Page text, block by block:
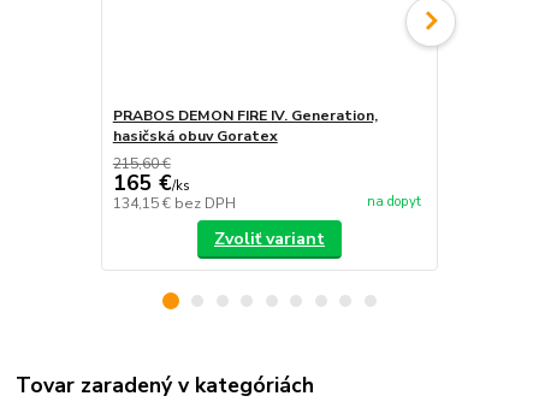
PRABOS DEMON FIRE IV. Generation,
hasičská obuv Goratex
215,60 €
165 €/ks
134,15 € bez DPH na dopyt
Zvoliť variant
Tovar zaradený v kategóriách